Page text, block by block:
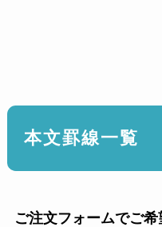
本文罫線一覧
ご注文フォームでご